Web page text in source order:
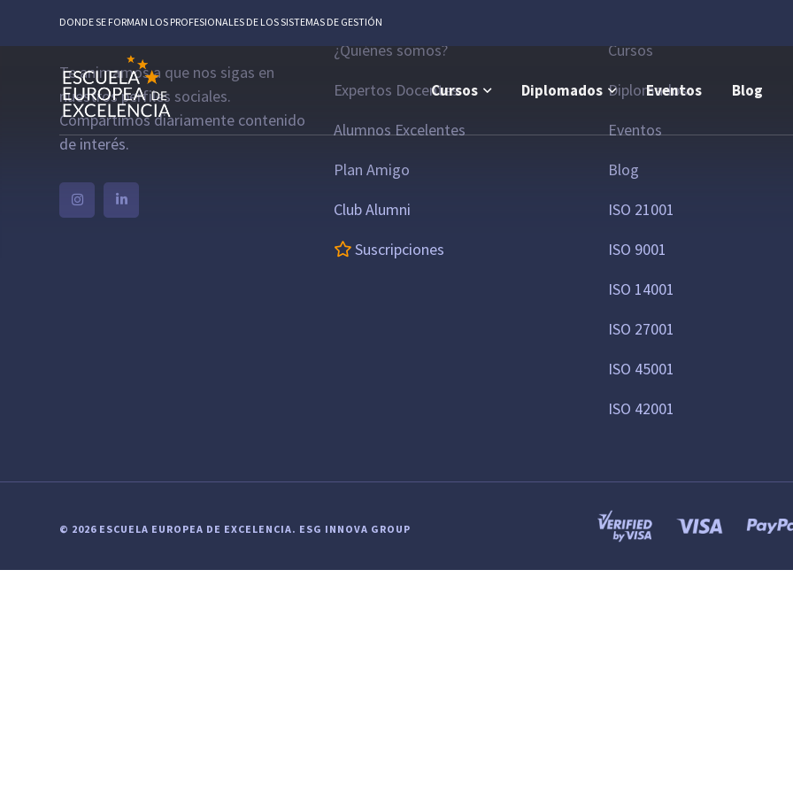
DONDE SE FORMAN LOS PROFESIONALES DE LOS SISTEMAS DE GESTIÓN
Cursos Diplomados Eventos Blog
Te animamos a que nos sigas en
nuestros perfiles sociales.
Compartimos diariamente contenido
de interés.
Escuela
¿Quiénes somos?
Expertos Docentes
Alumnos Excelentes
Plan Amigo
Club Alumni
Suscripciones
Cursos
Diplomados
Eventos
Blog
ISO 21001
ISO 9001
ISO 14001
ISO 27001
ISO 45001
ISO 42001
© 2026 ESCUELA EUROPEA DE EXCELENCIA. ESG INNOVA GROUP